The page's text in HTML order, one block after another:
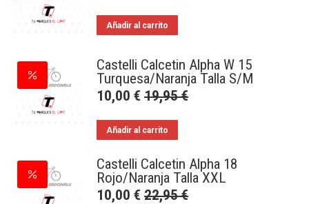
Añadir al carrito
Castelli Calcetin Alpha W 15
Turquesa/Naranja Talla S/M
10,00 € 19,95€
Añadir al carrito
Castelli Calcetin Alpha 18
Rojo/Naranja Talla XXL
10,00 € 22,95€